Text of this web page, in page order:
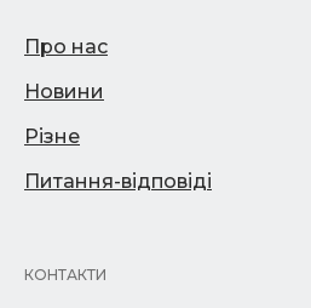
Про нас
Новини
Різне
Питання-відповіді
КОНТАКТИ